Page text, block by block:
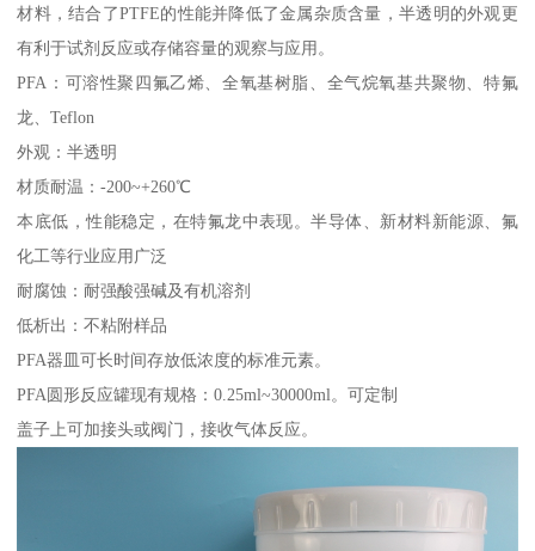
材料，结合了PTFE的性能并降低了金属杂质含量，半透明的外观更
有利于试剂反应或存储容量的观察与应用。
PFA：可溶性聚四氟乙烯、全氧基树脂、全气烷氧基共聚物、特氟
龙、Teflon
外观：半透明
材质耐温：-200~+260℃
本底低，性能稳定，在特氟龙中表现。半导体、新材料新能源、氟
化工等行业应用广泛
耐腐蚀：耐强酸强碱及有机溶剂
低析出：不粘附样品
PFA器皿可长时间存放低浓度的标准元素。
PFA圆形反应罐现有规格：0.25ml~30000ml。可定制
盖子上可加接头或阀门，接收气体反应。